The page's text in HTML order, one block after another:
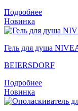
Подробнее
Новинка
Гель для душа
BEIERSDORF
Подробнее
Новинка